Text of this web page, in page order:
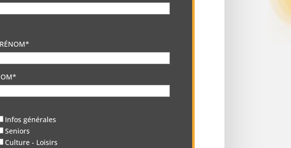
Infos générales
Seniors
Culture - Loisirs